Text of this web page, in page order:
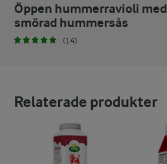
Öppen hummerravioli med
smörad hummersås
(14)
Relaterade produkter